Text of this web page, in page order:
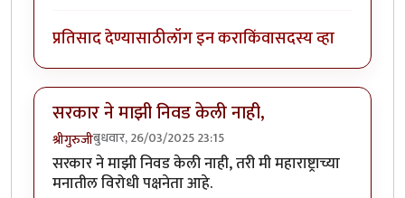
प्रतिसाद देण्यासाठीलॉग इन कराकिंवासदस्य व्हा
सरकार ने माझी निवड केली नाही,
श्रीगुरुजीबुधवार, 26/03/2025 23:15
सरकार ने माझी निवड केली नाही, तरी मी महाराष्ट्राच्या
मनातील विरोधी पक्षनेता आहे.